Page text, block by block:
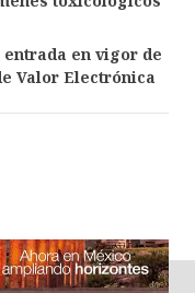
en vigor de
Valor Electrónica